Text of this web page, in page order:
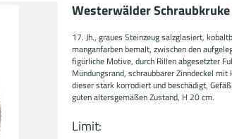
Westerwälder Schraubkruke
17. Jh., graues Steinzeug salzglasiert,
manganfarben bemalt, zwischen den
figürliche Motive, durch Rillen abgesetzter
Mündungsrand, schraubbarer Zinndeckel mit
dieser stark korrodiert und beschädigt,
guten altersgemäßen Zustand, H 20 cm.
Limit: